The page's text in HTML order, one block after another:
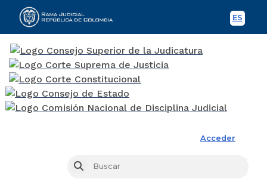
ES
Acceder
Buscar